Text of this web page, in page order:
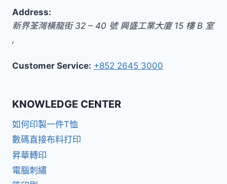
Address:
新界荃灣橫龍街 32 – 40 號 興盛工業大廈 15 樓 B 室
,
Customer Service: +852 2645 3000
KNOWLEDGE CENTER
如何印製一件T恤
數碼直接布料打印
昇華轉印
電腦刺繡